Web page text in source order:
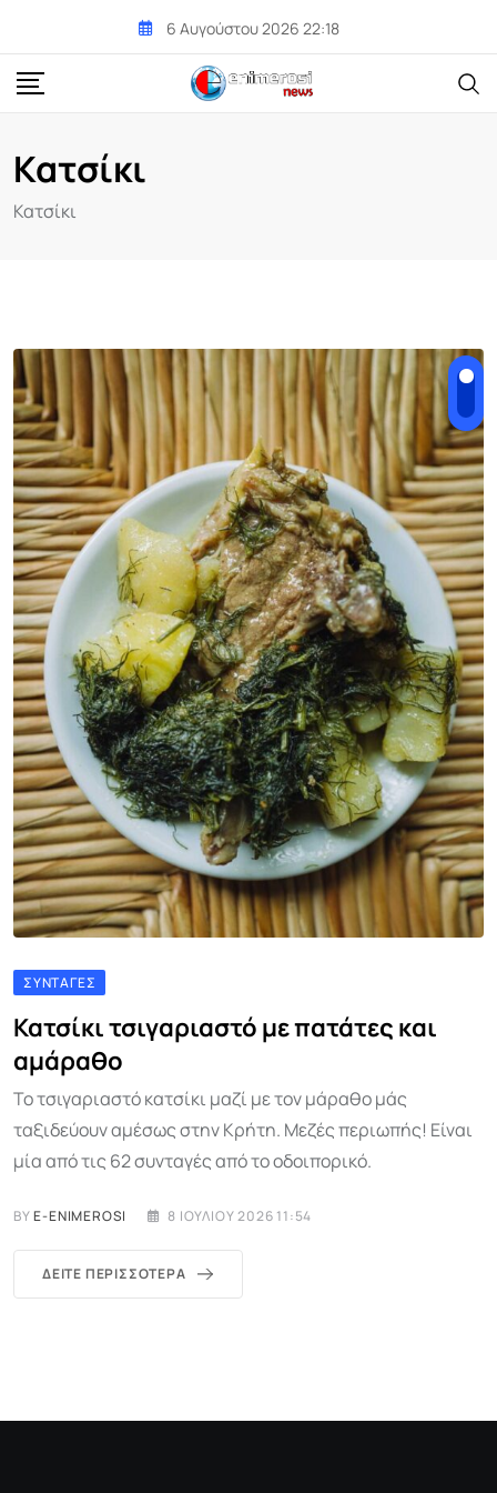
content
6 Αυγούστου 2026 22:18
Κατσίκι
Κατσίκι
ΣΥΝΤΑΓΈΣ
Κατσίκι τσιγαριαστό με πατάτες και
αμάραθο
Το τσιγαριαστό κατσίκι μαζί με τον μάραθο μάς
ταξιδεύουν αμέσως στην Κρήτη. Μεζές περιωπής! Είναι
μία από τις 62 συνταγές από το οδοιπορικό.
BYE-ENIMEROSI 8 ΙΟΥΛΊΟΥ 2026 11:54
ΔΕΊΤΕ ΠΕΡΙΣΣΌΤΕΡΑ